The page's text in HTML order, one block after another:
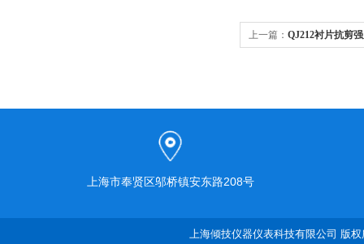
上一篇： QJ212衬片抗剪
上海市奉贤区邬桥镇安东路208号
上海倾技仪器仪表科技有限公司 版